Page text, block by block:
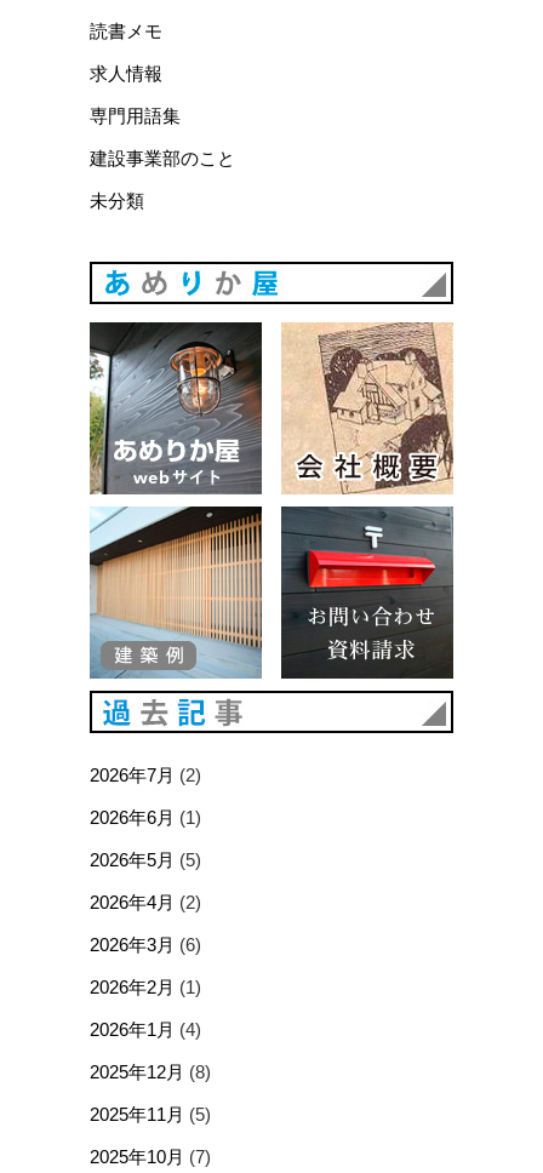
読書メモ
求人情報
専門用語集
建設事業部のこと
未分類
あめりか屋WEBサイト
2026年7月 (2)
2026年6月 (1)
2026年5月 (5)
2026年4月 (2)
2026年3月 (6)
2026年2月 (1)
2026年1月 (4)
2025年12月 (8)
2025年11月 (5)
2025年10月 (7)